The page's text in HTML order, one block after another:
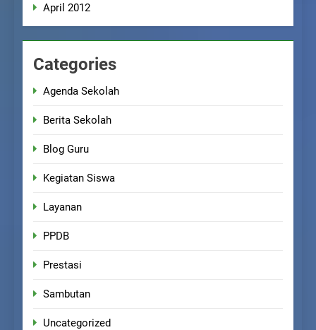
April 2012
Categories
Agenda Sekolah
Berita Sekolah
Blog Guru
Kegiatan Siswa
Layanan
PPDB
Prestasi
Sambutan
Uncategorized